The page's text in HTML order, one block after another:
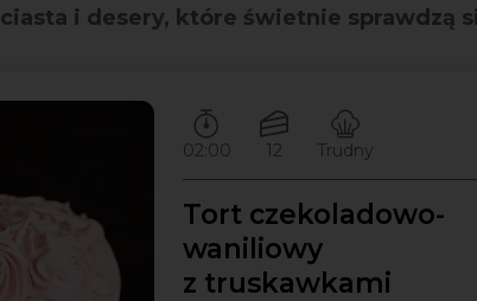
ciasta i desery, które świetnie sprawdzą
Czas przygotowywania:
02:00
Ilość porcji:
12
Poziom trudności:
Trudny
Tort czekoladowo-
waniliowy
z truskawkami